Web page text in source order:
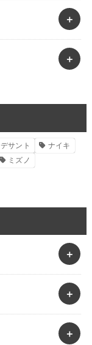
デサント
ナイキ
ミズノ